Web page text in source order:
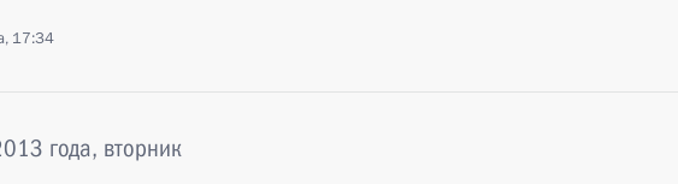
17:34
года, вторник